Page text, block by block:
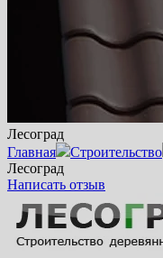
Лесоград
Главная
Строительство
Лесоград
Написать отзыв